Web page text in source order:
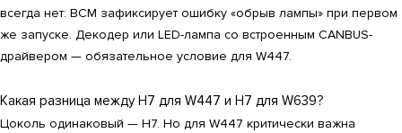
всегда нет: BCM зафиксирует ошибку «обрыв лампы» при первом
же запуске. Декодер или LED-лампа со встроенным CANBUS-
драйвером — обязательное условие для W447.
Какая разница между H7 для W447 и H7 для W639?
Цоколь одинаковый — H7. Но для W447 критически важна